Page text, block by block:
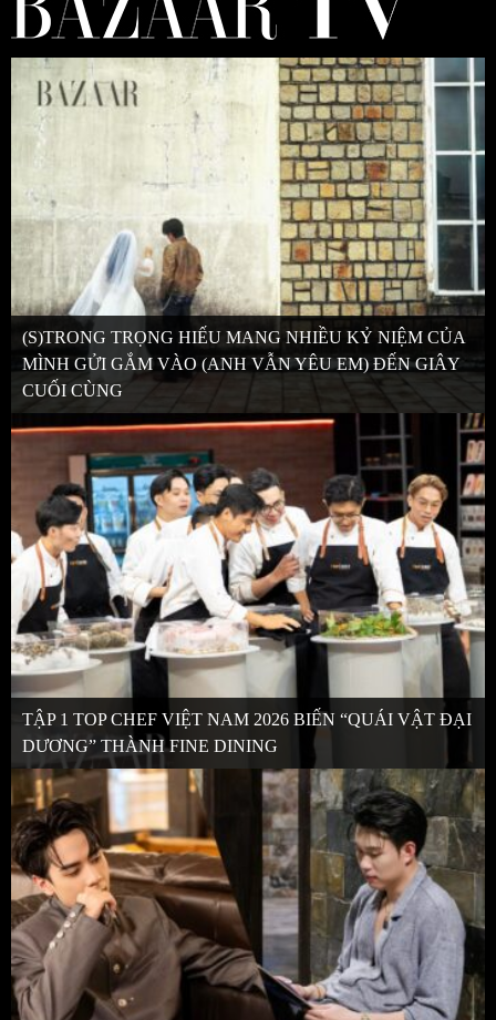
(S)TRONG TRỌNG HIẾU MANG NHIỀU KỶ NIỆM CỦA
MÌNH GỬI GẮM VÀO (ANH VẪN YÊU EM) ĐẾN GIÂY
CUỐI CÙNG
TẬP 1 TOP CHEF VIỆT NAM 2026 BIẾN “QUÁI VẬT ĐẠI
DƯƠNG” THÀNH FINE DINING